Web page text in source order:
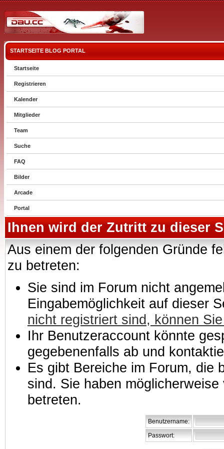
STARTSEITE BLOG PORTAL
Startseite
Registrieren
Kalender
Mitglieder
Team
Suche
FAQ
Bilder
Arcade
Portal
Ihnen wird der Zutritt zu dieser
Aus einem der folgenden Gründe
zu betreten:
Sie sind im Forum nicht
Eingabemöglichkeit auf dieser
nicht registriert sind, können
Ihr Benutzeraccount könnte
gegebenenfalls ab und
Es gibt Bereiche im Forum, die
sind. Sie haben
betreten.
Benutzername:
Passwort: